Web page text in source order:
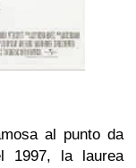
al punto da
1997, la laurea